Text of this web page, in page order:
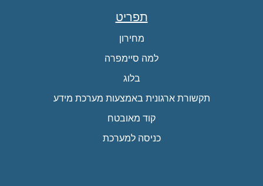
תפריט
מחירון
למה סיימפרה
בלוג
תקשורת ארגונית באמצעות מערכת מידע
קוד מאובטח
כניסה למערכת